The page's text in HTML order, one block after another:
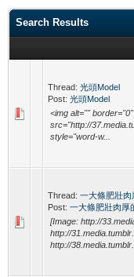
Search Results
Thread: 光頭Model
Post: 光頭Model
<img alt=""
src="http://
style="word-w...
Thread: 一大條肥壯肉
Post: 一大條肥壯肉厚
[Image: http://
http://
http://